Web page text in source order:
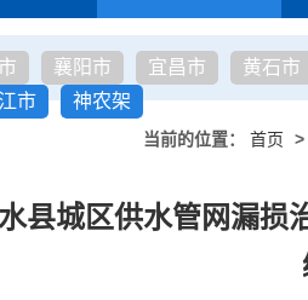
襄阳市 宜昌市
黄石市
市 神农架
当前的位置： 首页 >
县城区供水管网漏